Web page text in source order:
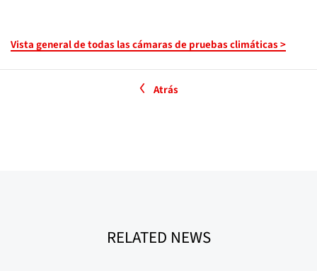
Vista general de todas las cámaras de pruebas climáticas >
Atrás
RELATED NEWS